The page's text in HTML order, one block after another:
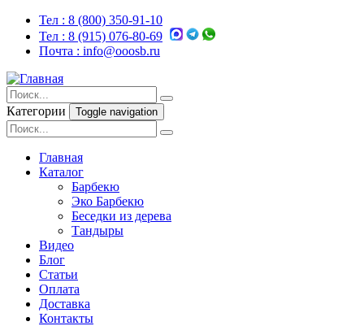
Тел : 8 (800) 350-91-10
Тел : 8 (915) 076-80-69
Почта : info@ooosb.ru
Категории Toggle navigation
Главная
Каталог
Барбекю
Эко Барбекю
Беседки из дерева
Тандыры
Видео
Блог
Статьи
Оплата
Доставка
Контакты